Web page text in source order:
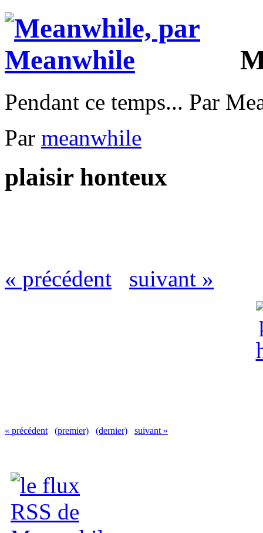
Pendant ce temps... Par
Par meanwhile
plaisir honteux
« précédent suivant »
« précédent (premier) (dernier) suivant »